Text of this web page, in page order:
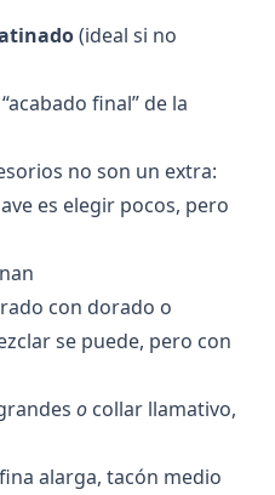
(ideal si no
final” de la
no son un extra:
es elegir pocos, pero
con dorado o
se puede, pero con
o collar llamativo,
alarga, tacón medio